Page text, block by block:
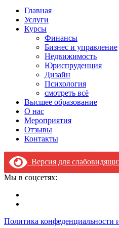
Главная
Услуги
Курсы
Финансы
Бизнес и управление
Недвижимость
Юриспруденция
Дизайн
Психология
смотреть всё
Высшее образование
О нас
Мероприятия
Отзывы
Контакты
Версия для
Мы в соцсетях:
Политика конфеденциальности